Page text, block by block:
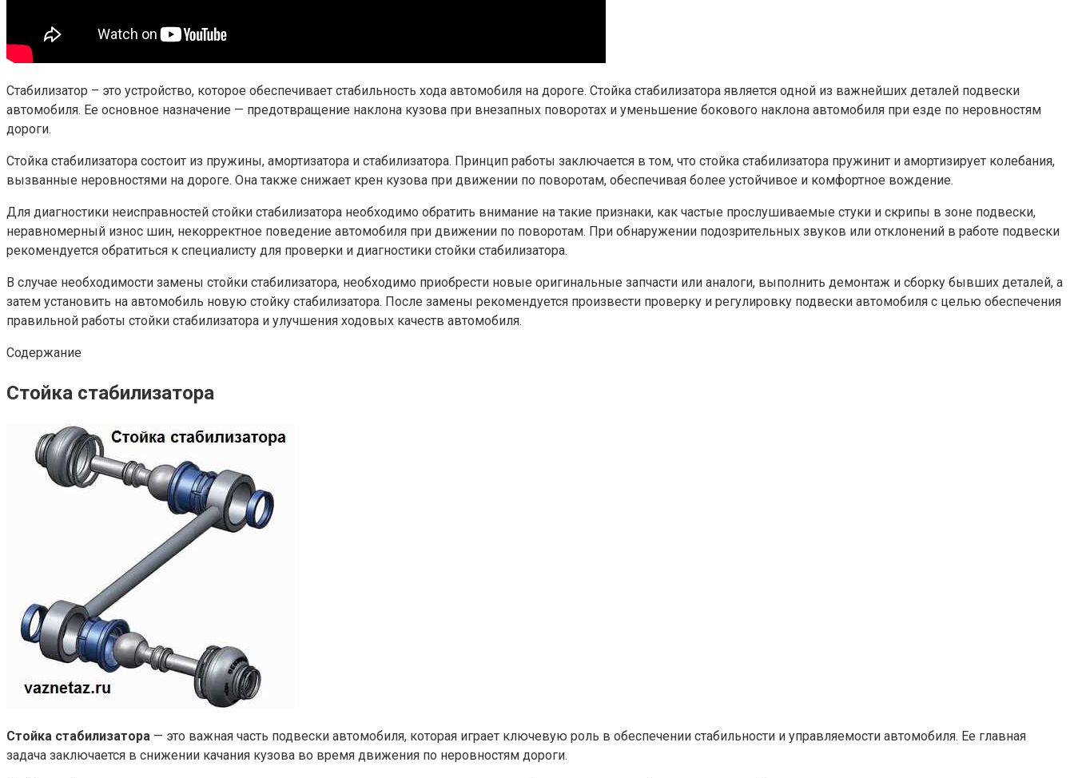
Стабилизатор – это устройство, которое обеспечивает стабильность хода автомобиля на дороге. Стойка стабилизатора является одной из важнейших деталей подвески
автомобиля. Ее основное назначение — предотвращение наклона кузова при внезапных поворотах и уменьшение бокового наклона автомобиля при езде по неровностям
дороги.
Стойка стабилизатора состоит из пружины, амортизатора и стабилизатора. Принцип работы заключается в том, что стойка стабилизатора пружинит и амортизирует колебания,
вызванные неровностями на дороге. Она также снижает крен кузова при движении по поворотам, обеспечивая более устойчивое и комфортное вождение.
Для диагностики неисправностей стойки стабилизатора необходимо обратить внимание на такие признаки, как частые прослушиваемые стуки и скрипы в зоне подвески,
неравномерный износ шин, некорректное поведение автомобиля при движении по поворотам. При обнаружении подозрительных звуков или отклонений в работе подвески
рекомендуется обратиться к специалисту для проверки и диагностики стойки стабилизатора.
В случае необходимости замены стойки стабилизатора, необходимо приобрести новые оригинальные запчасти или аналоги, выполнить демонтаж и сборку бывших деталей, а
затем установить на автомобиль новую стойку стабилизатора. После замены рекомендуется произвести проверку и регулировку подвески автомобиля с целью обеспечения
правильной работы стойки стабилизатора и улучшения ходовых качеств автомобиля.
Содержание
Стойка стабилизатора
Стойка стабилизатора — это важная часть подвески автомобиля, которая играет ключевую роль в обеспечении стабильности и управляемости автомобиля. Ее главная
задача заключается в снижении качания кузова во время движения по неровностям дороги.